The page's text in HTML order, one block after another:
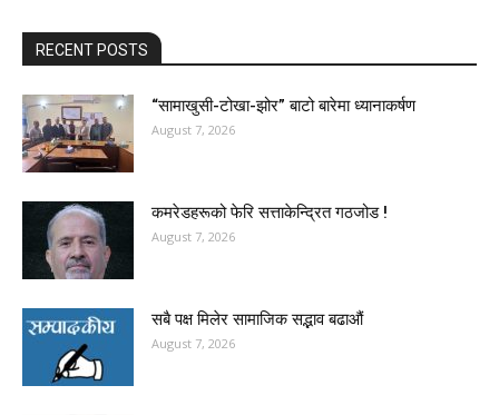
RECENT POSTS
“सामाखुसी-टोखा-झोर” बाटो बारेमा ध्यानाकर्षण
August 7, 2026
कमरेडहरूको फेरि सत्ताकेन्द्रित गठजोड !
August 7, 2026
सबै पक्ष मिलेर सामाजिक सद्भाव बढाऔं
August 7, 2026